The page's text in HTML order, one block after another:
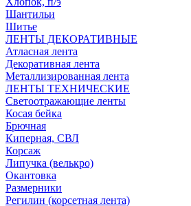
Шантильи
Шитье
ЛЕНТЫ ДЕКОРАТИВНЫЕ
Атласная лента
Декоративная лента
Металлизированная лента
ЛЕНТЫ ТЕХНИЧЕСКИЕ
Светоотражающие ленты
Косая бейка
Брючная
Киперная, СВЛ
Корсаж
Липучка (велькро)
Окантовка
Размерники
Регилин (корсетная лента)